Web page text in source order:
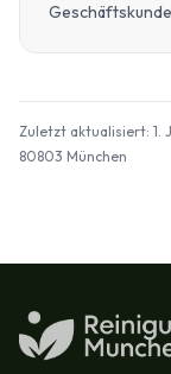
Zuletzt aktualisiert: 1.
80803 München